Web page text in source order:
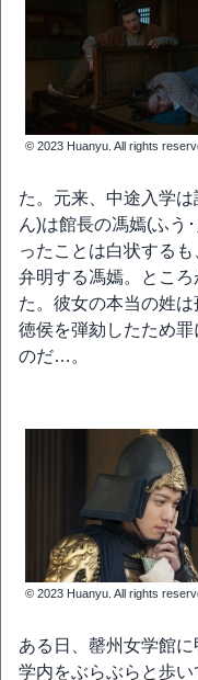
© 2023 Huanyu. All rights
た。元来、中途入学
ん)は館長の馮嫣(ふう
ったことは白状する
弁明する馮嫣。とこ
た。彼女の本当の姓
徳侯を弾劾したため
のだ…。
© 2023 Huanyu. All rights
ある日、罄州女学館に
学内をぶらぶらと歩